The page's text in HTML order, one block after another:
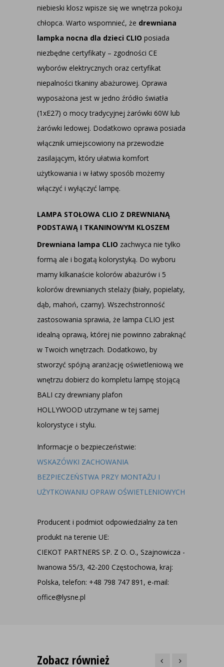
niebieski klosz wpisze się we wnętrza pokoju
chłopca. Warto wspomnieć, że drewniana
lampka nocna dla dzieci CLIO posiada
niezbędne certyfikaty – zgodności CE
wyborów elektrycznych oraz certyfikat
niepalności tkaniny abażurowej. Oprawa
wyposażona jest w jedno źródło światła
(1xE27) o mocy tradycyjnej żarówki 60W lub
żarówki ledowej. Dodatkowo oprawa posiada
włącznik umiejscowiony na przewodzie
zasilającym, który ułatwia komfort
użytkowania i w łatwy sposób możemy
włączyć i wyłączyć lampę.
LAMPA STOŁOWA CLIO Z DREWNIANĄ
PODSTAWĄ I TKANINOWYM KLOSZEM
Drewniana lampa CLIO zachwyca nie tylko
formą ale i bogatą kolorystyką. Do wyboru
mamy kilkanaście kolorów abażurów i 5
kolorów drewnianych stelaży (biały, popielaty,
dąb, mahoń, czarny). Wszechstronność
zastosowania sprawia, że lampa CLIO jest
idealną oprawą, której nie powinno zabraknąć
w Twoich wnętrzach. Dodatkowo, by
stworzyć spójną aranżację oświetleniową we
wnętrzu dobierz do kompletu lampę stojącą
BALI czy drewniany plafon
HOLLYWOOD utrzymane w tej samej
kolorystyce i stylu.
Informacje o bezpieczeństwie:
WSKAZÓWKI ZACHOWANIA
BEZPIECZEŃSTWA PRZY MONTAŻU I
UŻYTKOWANIU OPRAW OŚWIETLENIOWYCH
Producent i podmiot odpowiedzialny za ten
produkt na terenie UE:
CIEKOT PARTNERS SP. Z O. O., Szajnowicza -
Iwanowa 55/3, 42-200 Częstochowa, kraj:
Polska, telefon: +48 798 747 891, e-mail:
office@lysne.pl
Zobacz również